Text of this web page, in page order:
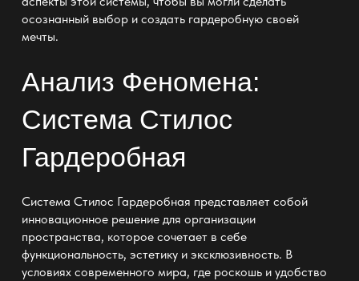
осознанный выбор и создать гардеробную своей
мечты.
Анализ Феномена:
Система Стилос
Гардеробная
Система Стилос Гардеробная представляет собой
инновационное решение для организации
пространства, которое сочетает в себе
функциональность, эстетику и эксклюзивность. В
условиях современного мира, где роскошь и удобство